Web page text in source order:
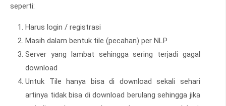
seperti:
Harus login / registrasi
Masih dalam bentuk tile (pecahan) per NLP
Server yang lambat sehingga sering terjadi gagal
download
Untuk Tile hanya bisa di download sekali sehari
artinya tidak bisa di download berulang sehingga jika